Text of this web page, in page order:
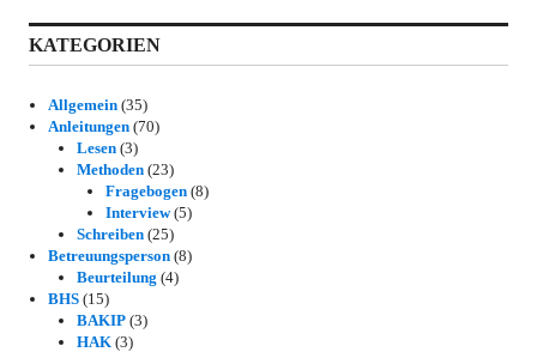
KATEGORIEN
Allgemein (35)
Anleitungen (70)
Lesen (3)
Methoden (23)
Fragebogen (8)
Interview(5)
Schreiben (25)
Betreuungsperson (8)
Beurteilung (4)
BHS (15)
BAKIP (3)
HAK (3)